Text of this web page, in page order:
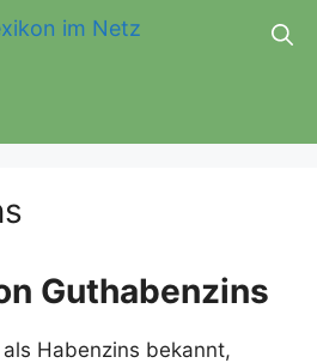
Guthabenzins
Habenzins bekannt,